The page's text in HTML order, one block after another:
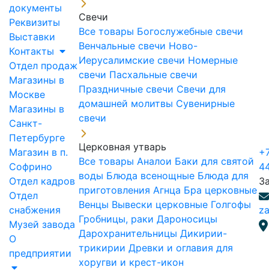
документы
Реквизиты
Выставки
Контакты
Отдел продаж
Магазины в
Москве
Магазины в
Санкт-
Петербурге
Магазин в п.
Софрино
Отдел кадров
Отдел
снабжения
Музей завода
О
предприятии
Свечи
Все товары Богослужебные свечи
Венчальные свечи Ново-
Иерусалимские свечи Номерные
свечи Пасхальные свечи
Праздничные свечи Свечи для
домашней молитвы Сувенирные
свечи
Церковная утварь
Все товары Аналои Баки для святой
воды Блюда всенощные Блюда для
приготовления Агнца Бра церковные
Венцы Вывески церковные Голгофы
Гробницы, раки Дароносицы
Дарохранительницы Дикирии-
трикирии Древки и оглавия для
хоругви и крест-икон